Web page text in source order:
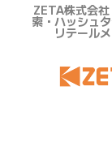
ZETA株式会
索・ハッシュ
リテール